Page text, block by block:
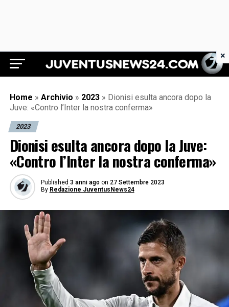
Juventus News 24
Home » Archivio » 2023 » Dionisi esulta ancora dopo la
Juve: «Contro l’Inter la nostra conferma»
2023
Dionisi esulta ancora dopo la Juve:
«Contro l’Inter la nostra conferma»
Published 3 anni ago on 27 Settembre 2023
By Redazione JuventusNews24
×